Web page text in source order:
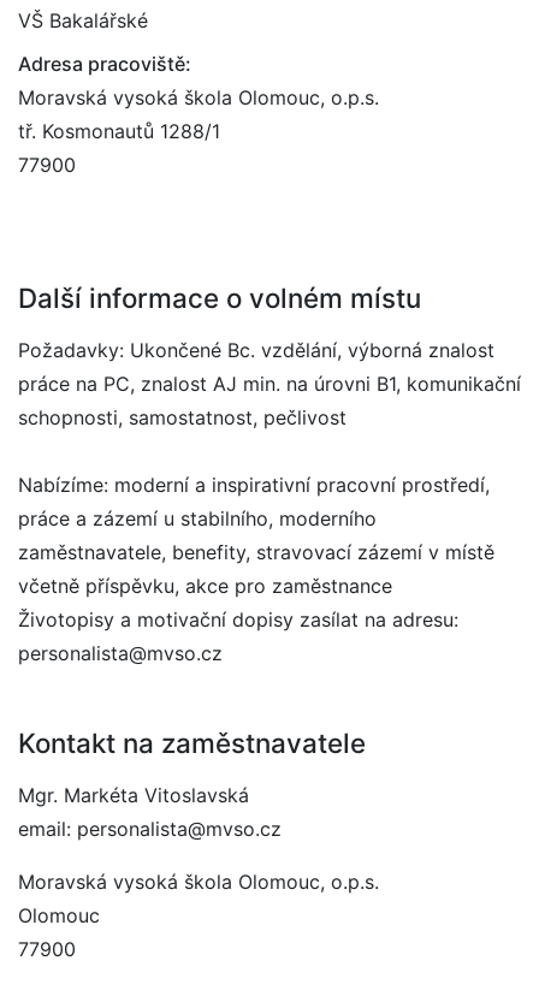
VŠ Bakalářské
Adresa pracoviště:
Moravská vysoká škola Olomouc, o.p.s.
tř. Kosmonautů 1288/1
77900
Další informace o volném místu
Požadavky: Ukončené Bc. vzdělání, výborná znalost
práce na PC, znalost AJ min. na úrovni B1, komunikační
schopnosti, samostatnost, pečlivost
Nabízíme: moderní a inspirativní pracovní prostředí,
práce a zázemí u stabilního, moderního
zaměstnavatele, benefity, stravovací zázemí v místě
včetně příspěvku, akce pro zaměstnance
Životopisy a motivační dopisy zasílat na adresu:
personalista@mvso.cz
Kontakt na zaměstnavatele
Mgr. Markéta Vitoslavská
email: personalista@mvso.cz
Moravská vysoká škola Olomouc, o.p.s.
Olomouc
77900